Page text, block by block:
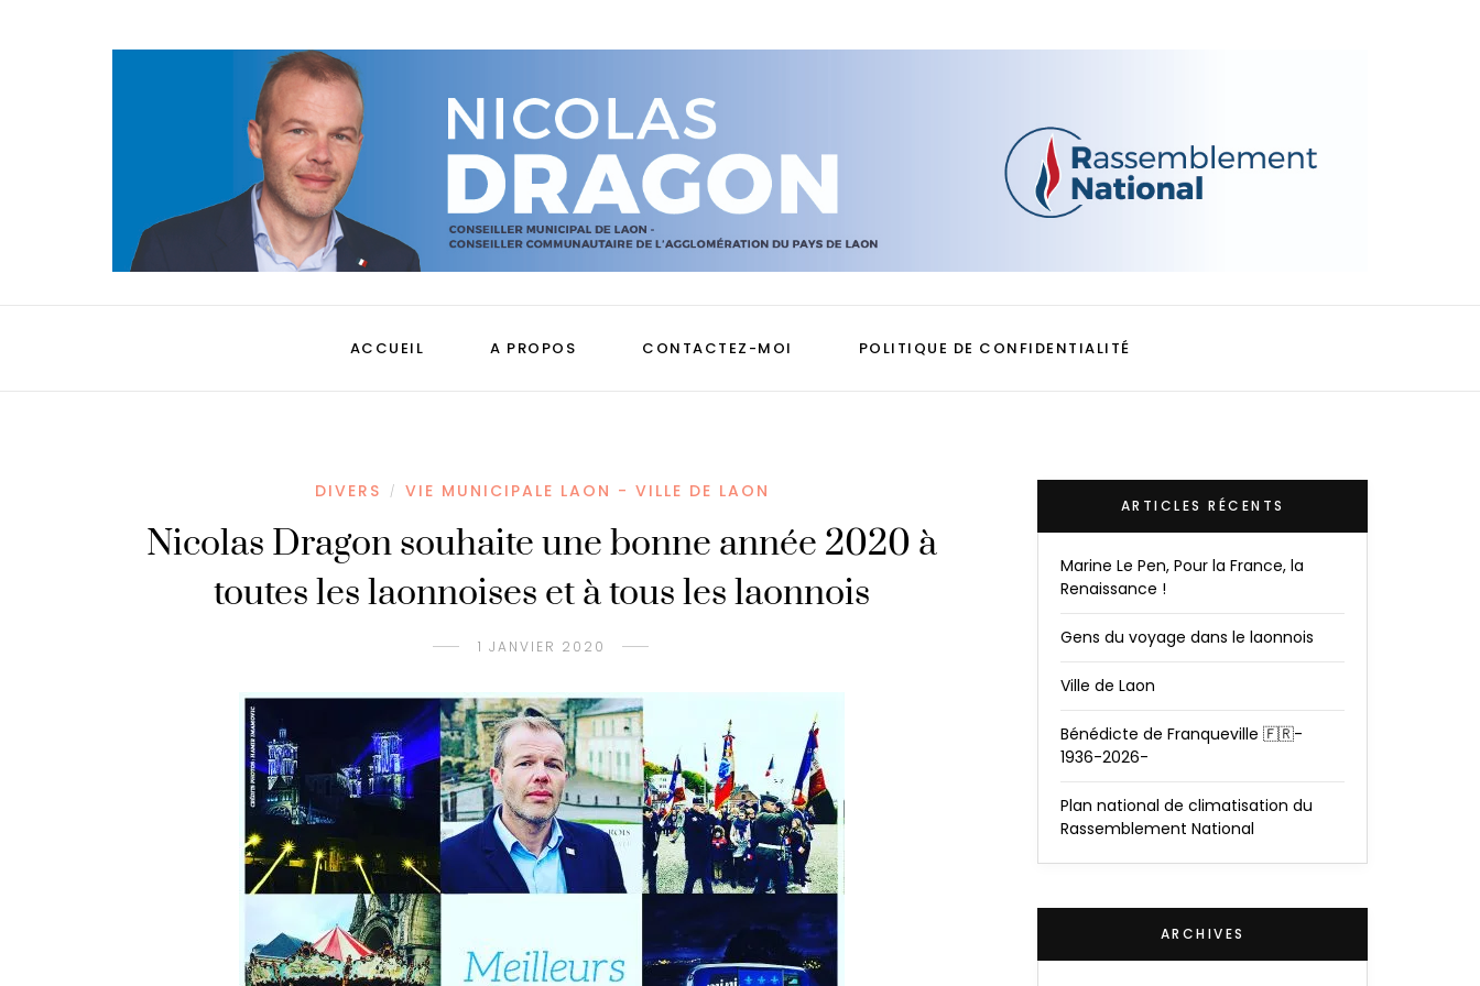
ACCUEIL A PROPOS CONTACTEZ-MOI POLITIQUE DE CONFIDENTIALITÉ
DIVERS / VIE MUNICIPALE LAON - VILLE DE LAON
Nicolas Dragon souhaite une bonne année 2020 à
toutes les laonnoises et à tous les laonnois
1 JANVIER 2020
ARTICLES RÉCENTS
Marine Le Pen, Pour la France, la
Renaissance !
Gens du voyage dans le laonnois
Ville de Laon
Bénédicte de Franqueville 🇫🇷-
1936-2026-
Plan national de climatisation du
Rassemblement National
ARCHIVES